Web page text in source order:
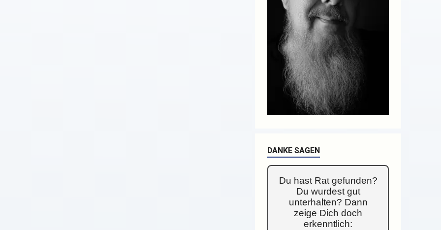
DANKE SAGEN
Du hast Rat gefunden?
Du wurdest gut
unterhalten? Dann
zeige Dich doch
erkenntlich: